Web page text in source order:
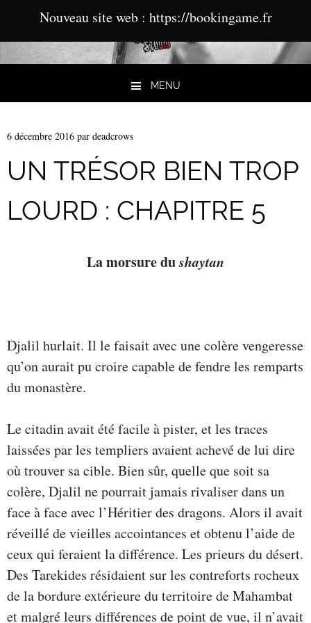
MENU
6 décembre 2016 par deadcrows
UN TRÉSOR BIEN TROP
LOURD : CHAPITRE 5
La morsure dushaytan
Djalil hurlait. Il le faisait avec une colère vengeresse
qu’on aurait pu croire capable de fendre les remparts
du monastère.
Le citadin avait été facile à pister, et les traces
laissées par les templiers avaient achevé de lui dire
où trouver sa cible. Bien sûr, quelle que soit sa
colère, Djalil ne pourrait jamais rivaliser dans un
face à face avec l’Héritier des dragons. Alors il avait
réveillé de vieilles accointances et obtenu l’aide de
ceux qui feraient la différence. Les prieurs du désert.
Des Tarekides résidaient sur les contreforts rocheux
de la bordure extérieure du territoire de Mahambat
et malgré leurs différences de point de vue, il n’avait
Nouveau site web : https://bookingame.fr